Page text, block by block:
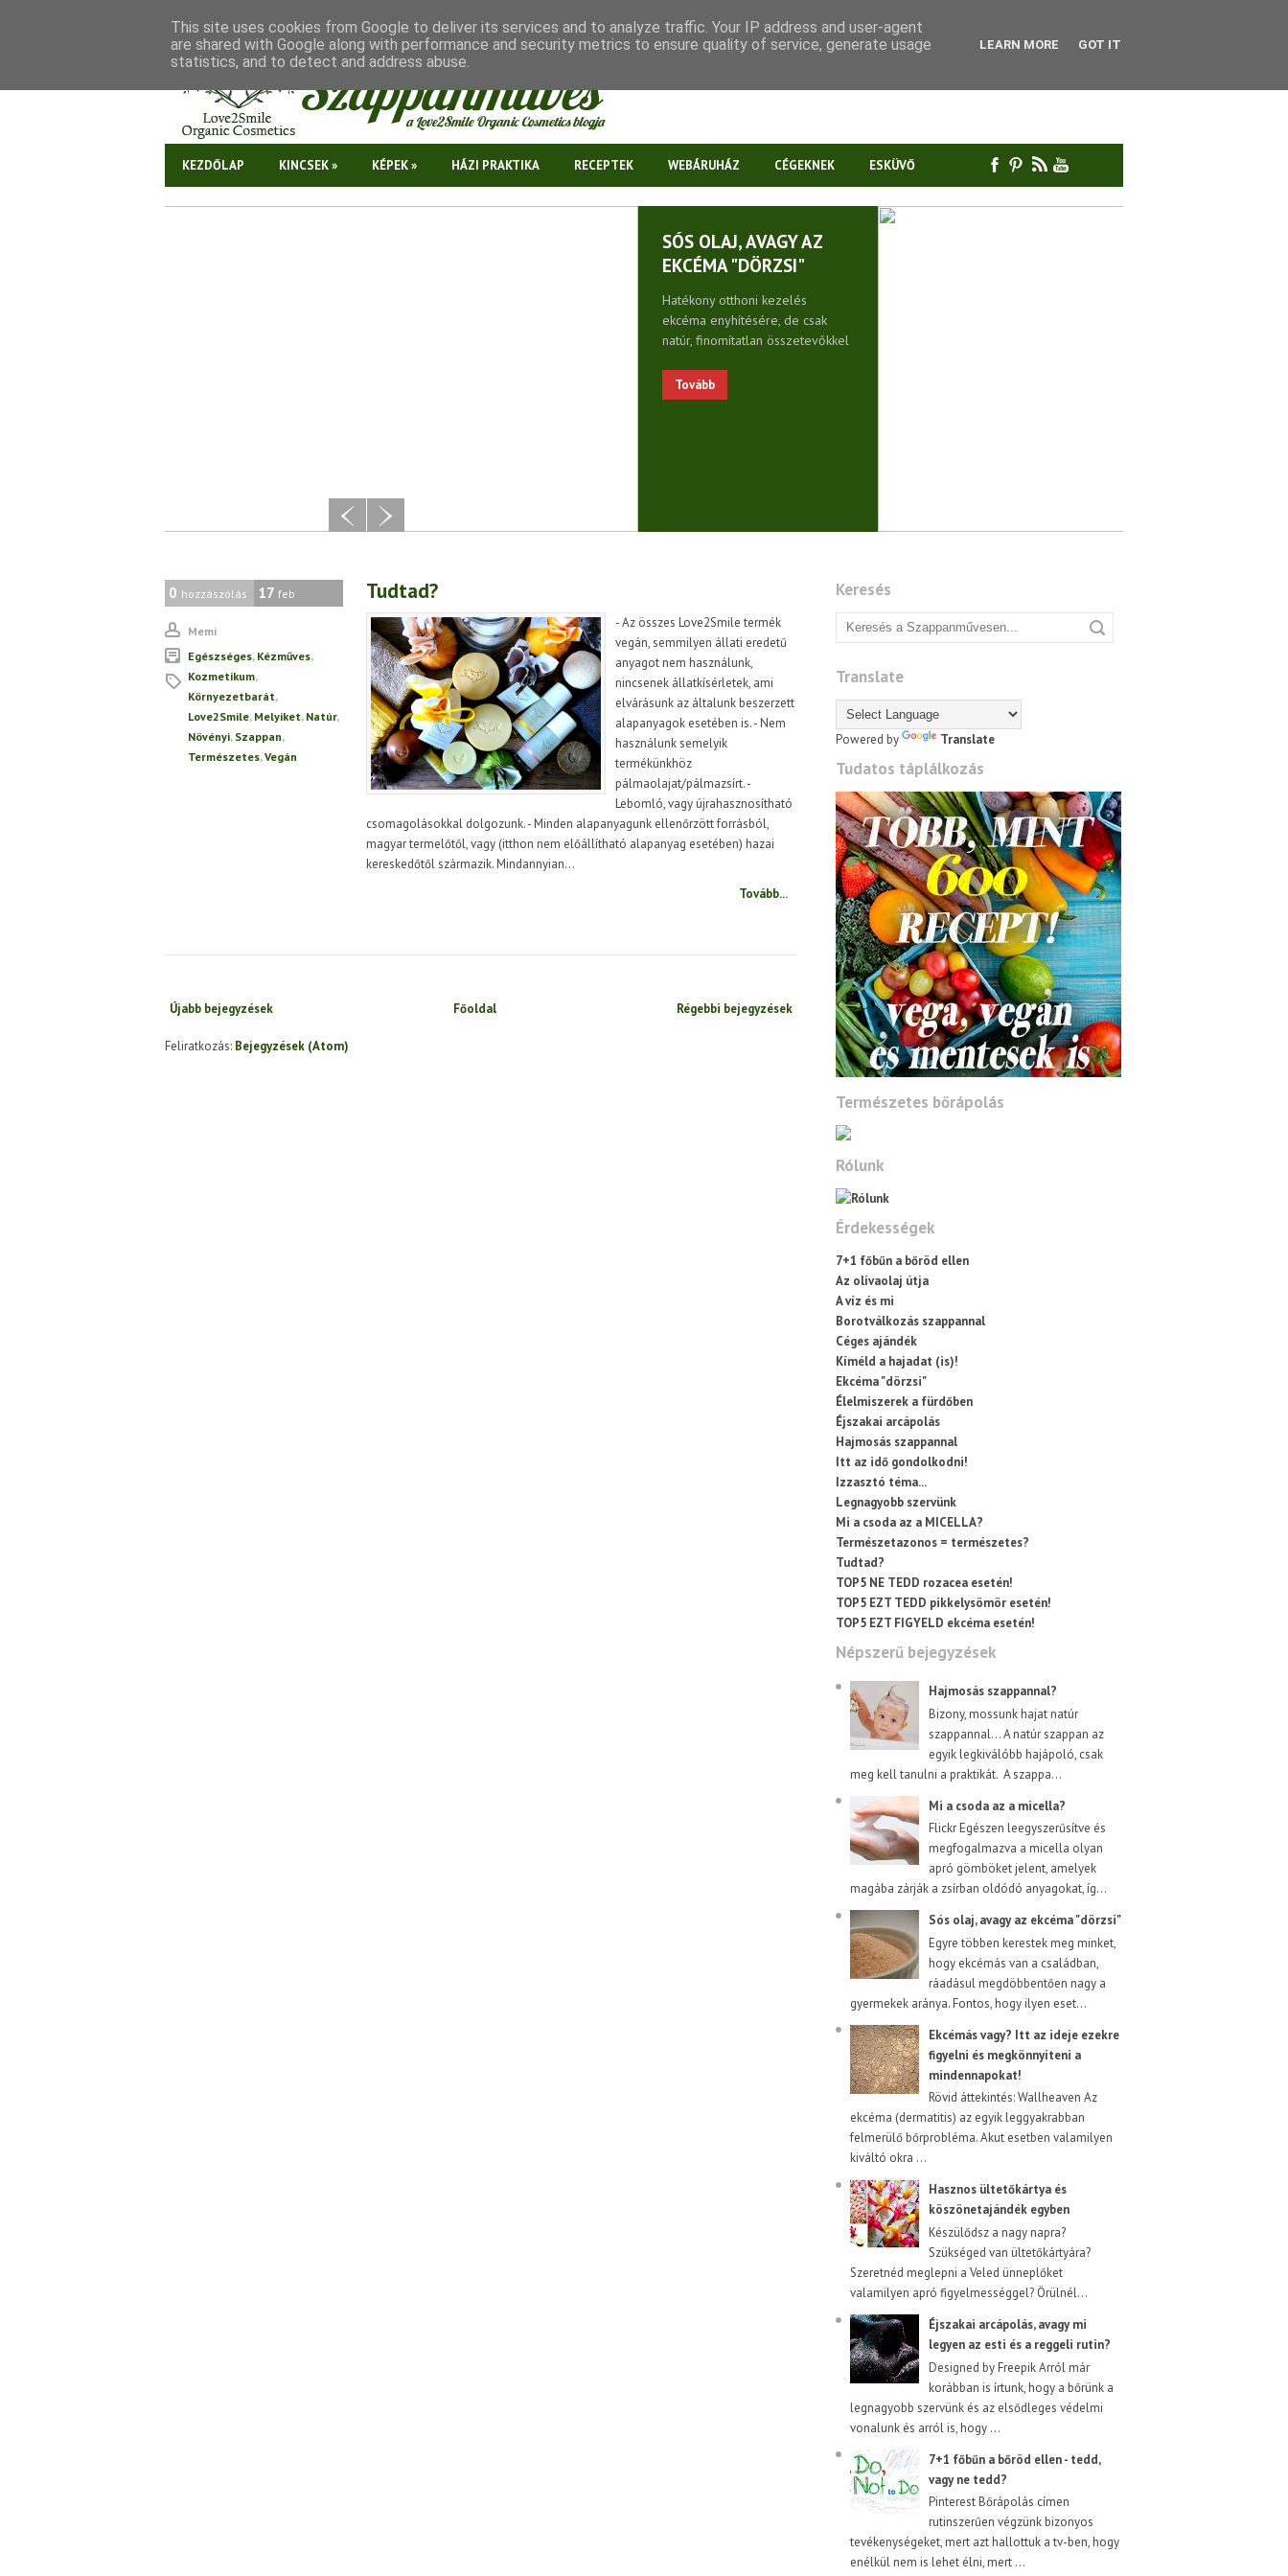
KEZDŐLAP KINCSEK» KÉPEK» HÁZI PRAKTIKA RECEPTEK WEBÁRUHÁZ CÉGEKNEK ESKÜVŐ
0 hozzászólás 17 feb
Memi
Egészséges, Kézműves,
Kozmetikum,
Környezetbarát,
Love2Smile, Melyiket, Natúr,
Növényi, Szappan,
Természetes,Vegán
Tudtad?
- Az összes Love2Smile termék
vegán, semmilyen állati eredetű
anyagot nem használunk,
nincsenek állatkísérletek, ami
elvárásunk az általunk beszerzett
alapanyagok esetében is. - Nem
használunk semelyik
termékünkhöz
pálmaolajat/pálmazsírt. -
Lebomló, vagy újrahasznosítható
csomagolásokkal dolgozunk. - Minden alapanyagunk ellenőrzött forrásból,
magyar termelőtől, vagy (itthon nem előállítható alapanyag esetében) hazai
kereskedőtől származik. Mindannyian...
Tovább...
Újabb bejegyzések Régebbi bejegyzések
Főoldal
Feliratkozás: Bejegyzések (Atom)
Keresés
Translate
Powered by Translate
Tudatos táplálkozás
Természetes bőrápolás
Rólunk
Érdekességek
7+1 főbűn a bőröd ellen
Az olívaolaj útja
A víz és mi
Borotválkozás szappannal
Céges ajándék
Kíméld a hajadat (is)!
Ekcéma "dörzsi"
Élelmiszerek a fürdőben
Éjszakai arcápolás
Hajmosás szappannal
Itt az idő gondolkodni!
Izzasztó téma...
Legnagyobb szervünk
Mi a csoda az a MICELLA?
Természetazonos = természetes?
Tudtad?
TOP5 NE TEDD rozacea esetén!
TOP5 EZT TEDD pikkelysömör esetén!
TOP5 EZT FIGYELD ekcéma esetén!
Népszerű bejegyzések
Hajmosás szappannal?
Bizony, mossunk hajat natúr
szappannal... A natúr szappan az
egyik legkiválóbb hajápoló, csak
meg kell tanulni a praktikát. A szappa...
Mi a csoda az a micella?
Flickr Egészen leegyszerűsítve és
megfogalmazva a micella olyan
apró gömböket jelent, amelyek
magába zárják a zsírban oldódó anyagokat, íg...
Sós olaj, avagy az ekcéma "dörzsi"
Egyre többen kerestek meg minket,
hogy ekcémás van a családban,
ráadásul megdöbbentően nagy a
gyermekek aránya. Fontos, hogy ilyen eset...
Ekcémás vagy? Itt az ideje ezekre
figyelni és megkönnyíteni a
mindennapokat!
Rövid áttekintés: Wallheaven Az
ekcéma (dermatitis) az egyik leggyakrabban
felmerülő bőrprobléma. Akut esetben valamilyen
kiváltó okra ...
Hasznos ültetőkártya és
köszönetajándék egyben
Készülődsz a nagy napra?
Szükséged van ültetőkártyára?
Szeretnéd meglepni a Veled ünneplőket
valamilyen apró figyelmességgel? Örülnél...
Éjszakai arcápolás, avagy mi
legyen az esti és a reggeli rutin?
Designed by Freepik Arról már
korábban is írtunk, hogy a bőrünk a
legnagyobb szervünk és az elsődleges védelmi
vonalunk és arról is, hogy ...
7+1 főbűn a bőröd ellen - tedd,
vagy ne tedd?
Pinterest Bőrápolás címen
rutinszerűen végzünk bizonyos
tevékenységeket, mert azt hallottuk a tv-ben, hogy
enélkül nem is lehet élni, mert ...
This site uses cookies from Google to deliver its services and to analyze traffic. Your IP address and user-agent
are shared with Google along with performance and security metrics to ensure quality of service, generate usage
statistics, and to detect and address abuse.
LEARN MORE GOT IT